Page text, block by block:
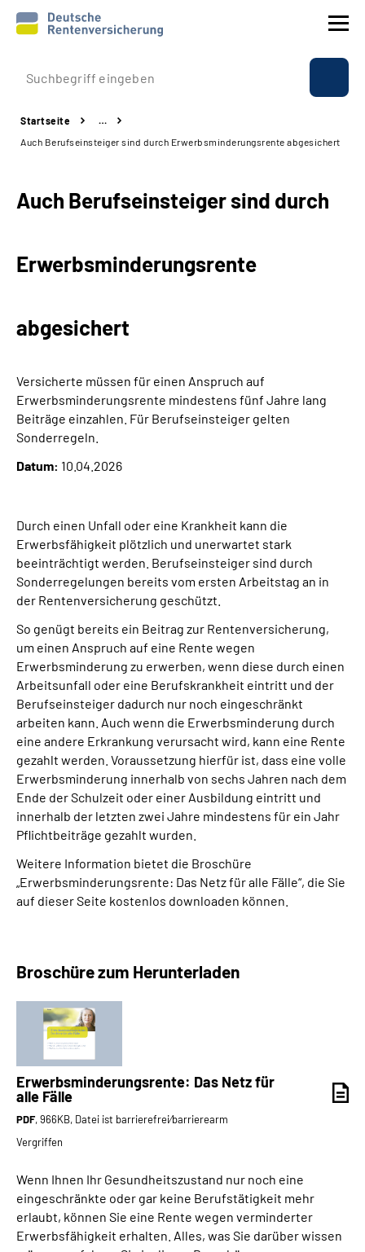
Prävention
Reha
Experten
Suche
Language
Leichte Sprache
Mein Kundenportal
Startseite
…
Auch Berufseinsteiger sind durch Erwerbsminderungsrente abgesichert
Auch Berufseinsteiger sind durch
Erwerbsminderungsrente
abgesichert
Versicherte müssen für einen Anspruch auf
Erwerbsminderungsrente mindestens fünf Jahre lang
Beiträge einzahlen. Für Berufseinsteiger gelten
Sonderregeln.
Datum: 10.04.2026
Durch einen Unfall oder eine Krankheit kann die
Erwerbsfähigkeit plötzlich und unerwartet stark
beeinträchtigt werden. Berufseinsteiger sind durch
Sonderregelungen bereits vom ersten Arbeitstag an in
der Rentenversicherung geschützt.
So genügt bereits ein Beitrag zur Rentenversicherung,
um einen Anspruch auf eine Rente wegen
Erwerbsminderung zu erwerben, wenn diese durch einen
Arbeitsunfall oder eine Berufskrankheit eintritt und der
Berufseinsteiger dadurch nur noch eingeschränkt
arbeiten kann. Auch wenn die Erwerbsminderung durch
eine andere Erkrankung verursacht wird, kann eine Rente
gezahlt werden. Voraussetzung hierfür ist, dass eine volle
Erwerbsminderung innerhalb von sechs Jahren nach dem
Ende der Schulzeit oder einer Ausbildung eintritt und
innerhalb der letzten zwei Jahre mindestens für ein Jahr
Pflichtbeiträge gezahlt wurden.
Weitere Information bietet die Broschüre
„Erwerbsminderungsrente: Das Netz für alle Fälle“, die Sie
auf dieser Seite kostenlos downloaden können.
Broschüre zum Herunterladen
Erwerbsminderungs­rente: Das Netz für
alle Fälle
PDF, 966KB, Datei ist barrierefrei⁄barrierearm
Vergriffen
Wenn Ihnen Ihr Gesundheitszustand nur noch eine
eingeschränkte oder gar keine Berufstätigkeit mehr
erlaubt, können Sie eine Rente wegen verminderter
Erwerbsfähigkeit erhalten. Alles, was Sie darüber wissen